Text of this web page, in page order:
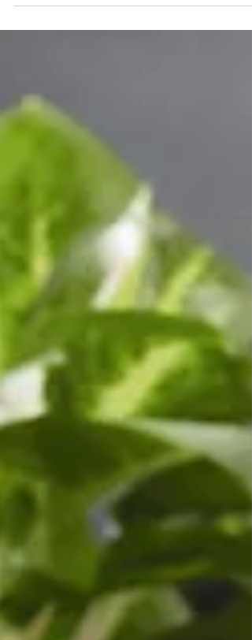
ecoetiquetado, dictada por Andrés Sarzosa,...